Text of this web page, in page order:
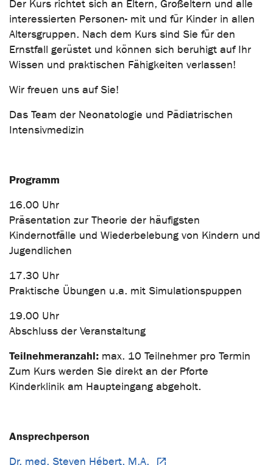
Der Kurs richtet sich an Eltern, Großeltern und alle
interessierten Personen- mit und für Kinder in allen
Altersgruppen. Nach dem Kurs sind Sie für den
Ernstfall gerüstet und können sich beruhigt auf Ihr
Wissen und praktischen Fähigkeiten verlassen!
Wir freuen uns auf Sie!
Das Team der Neonatologie und Pädiatrischen
Intensivmedizin
Programm
16.00 Uhr
Präsentation zur Theorie der häufigsten
Kindernotfälle und Wiederbelebung von Kindern und
Jugendlichen
17.30 Uhr
Praktische Übungen u.a. mit Simulationspuppen
19.00 Uhr
Abschluss der Veranstaltung
Teilnehmeranzahl: max. 10 Teilnehmer pro Termin
Zum Kurs werden Sie direkt an der Pforte
Kinderklinik am Haupteingang abgeholt.
Ansprechperson
Dr. med. Steven Hébert, M.A.